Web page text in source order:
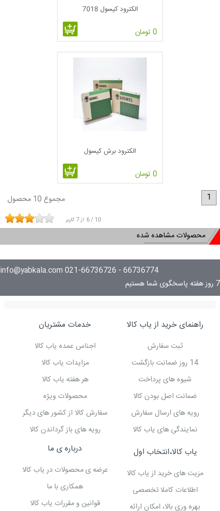
الکترود کیسول 7018
0 تومان
الکترود برش کیسول
0 تومان
1
مجموع 10 محصول
6 / 10 از7کاربر
محصولات مشاهده شده
66736774 - 021-66736726 info@yabkala.com
7 روز هفته پاسخگوی شما هستیم
راهنمای خرید از یاب کالا
ثبت سفارش
14 روز ضمانت بازگشت
شیوه های پرداخت
ضمانت اصل بودن کالا
رویه های ارسال سفارش
نمایندگی های یاب کالا
خدمات مشتریان
اجناس عمده یاب کالا
مزایدات یاب کالا
هر هفته یاب کالا
محصولات ویژه
سفارش کالا از کشور های دیگر
رویه های باز گرداندن کالا
یاب کالا،انتخاب اول
مزیت های خرید از یاب کالا
اطلاعات کاملا تخصصی
بهره وری بالا، امکان ارائه
درباره ی ما
عرضه ی محصولات در یاب کالا
همکاری با ما
قوانین و مقررات یاب کالا